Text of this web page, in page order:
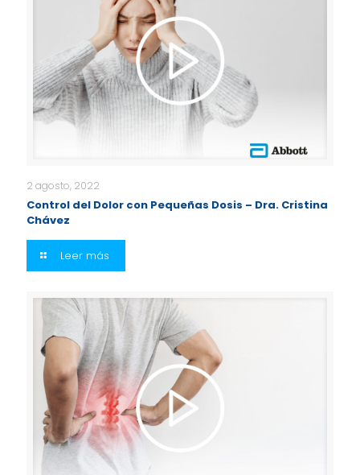
2 agosto, 2022
Control del Dolor con Pequeñas Dosis – Dra. Cristina
Chávez
Leer más